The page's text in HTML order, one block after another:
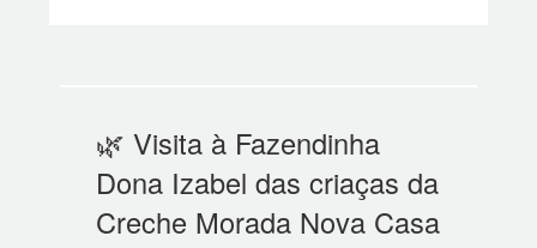
🌿 Visita à Fazendinha
Dona Izabel das criaças da
Creche Morada Nova Casa